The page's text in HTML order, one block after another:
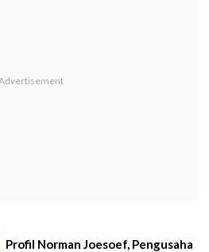
Profil Norman Joesoef, Pengusaha